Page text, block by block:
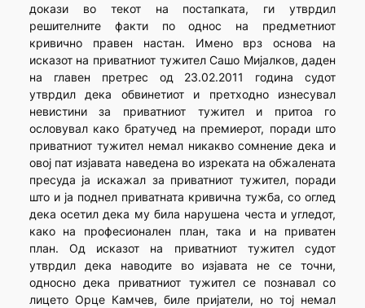
докази во текот на постапката, ги утврдил
решителните факти по однос на предметниот
кривично правен настан. Имено врз основа на
исказот на приватниот тужител Сашо Мијалков, даден
на главен претрес од 23.02.2011 година судот
утврдил дека обвинетиот и претходно изнесувал
невистини за приватниот тужител и притоа го
ословувал како братучед на премиерот, поради што
приватниот тужител немал никакво сомнение дека и
овој пат изјавата наведена во изреката на обжалената
пресуда ја искажал за приватниот тужител, поради
што и ја поднел приватната кривична тужба, со оглед
дека осетил дека му била нарушена честа и угледот,
како на професионален план, така и на приватен
план. Од исказот на приватниот тужител судот
утврдил дека наводите во изјавата не се точни,
односно дека приватниот тужител се познавал со
лицето Орце Камчев, биле пријатели, но тој немал